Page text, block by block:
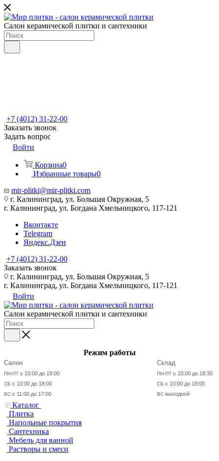
Салон керамической плитки и сантехники
+7 (4012) 31-22-00
Заказать звонок
Задать вопрос
Войти
Корзина0
Избранные товары0
mir-plitki@mir-plitki.com
г. Калининград, ул. Большая Окружная, 5
г. Калининград, ул. Богдана Хмельницкого, 117-121
Вконтакте
Telegram
Яндекс.Дзен
+7 (4012) 31-22-00
Заказать звонок
г. Калининград, ул. Большая Окружная, 5
г. Калининград, ул. Богдана Хмельницкого, 117-121
Войти
Салон керамической плитки и сантехники
Режим работы
Салон
ПН-ПТ с 10:00 до 19:00
СБ с 10:00 до 18:00
ВС с 11:00 до 17:00
Склад
ПН-ПТ с 10:00 до 18:30
СБ с 10:00 до 18:00
ВС выходной
Каталог
Плитка
Напольные покрытия
Сантехника
Мебель для ванной
Растворы и смеси